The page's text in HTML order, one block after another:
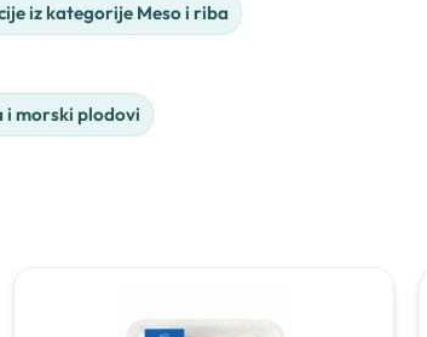
iz kategorije Meso i riba
i morski plodovi